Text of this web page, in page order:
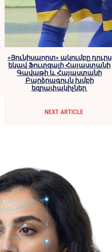
«Յունիսպորտ» ակումբը դուրս
եկավ Ֆուտզալի Հայաստանի
Գավաթի և Հայաստանի
Բարձրագույն խմբի
եզրափակիչներ
NEXT ARTICLE